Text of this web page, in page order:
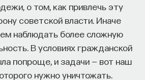
о том, как привлечь эту
советской власти. Иначе
наблюдать более сложную
В условиях гражданской
попроще, и задачи — вот наш
нужно уничтожать.
фаталистом в отношении
сочетается
прошлой главы
поводу тех вещей, которые
контроля. У нас нет власти